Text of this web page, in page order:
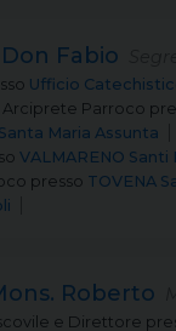
Fabio
Ufficio
Arciprete Parroco
Maria Assunta
VALMARENO
presso TOVENA
Roberto
e Direttore